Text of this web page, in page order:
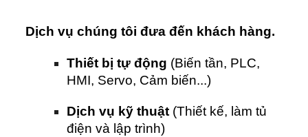
Dịch vụ chúng tôi đưa đến khách hàng.
Thiết bị tự động (Biến tần, PLC,
HMI, Servo, Cảm biến...)
Dịch vụ kỹ thuật (Thiết kế, làm tủ
điện và lập trình)